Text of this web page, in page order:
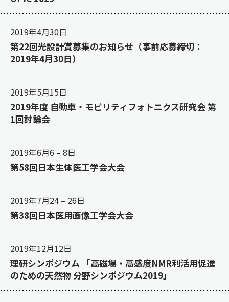
2019年4月30日
第22回光設計賞募集のお知らせ（事前応募締切：
2019年4月30日）
2019年5月15日
2019年度 自動車・モビリティフォトニクス研究会 第
1回討論会
2019年6月6 – 8日
第58回日本生体医工学会大会
2019年7月24 – 26日
第38回日本医用画像工学会大会
2019年12月12日
理研シンポジウム 「高磁場・高感度NMR利活用促進
のための天然物 分野シンポジウム2019」